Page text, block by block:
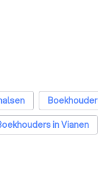
in Vianen